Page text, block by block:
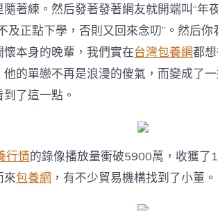
著練。然后發著發著網友就開端叫“年
及正點下學，否則又回來念叨”。然后你
本身的晚輩，我們實在台灣包養網都
的單戀不再是浪漫的傻氣，而變成了
了這一點。
行情的錄像播放量衝破5900萬，收獲了
來包養網 ，有不少貿易機構找到了小董。